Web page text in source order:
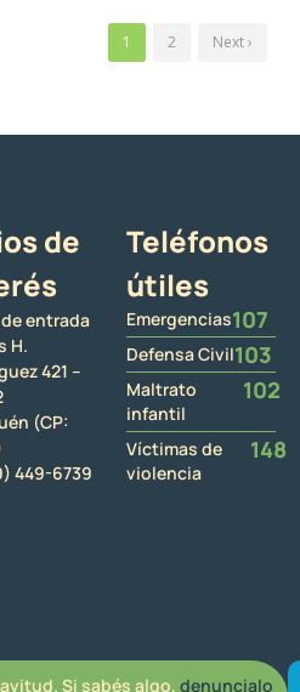
1 2 Next ›
de
entrada
H.
421 –
(CP:
449-6739
Teléfonos
útiles
Emergencias107
Defensa Civil103
Maltrato
infantil
102
Víctimas de
violencia
148
Si sabés algo, denuncialo